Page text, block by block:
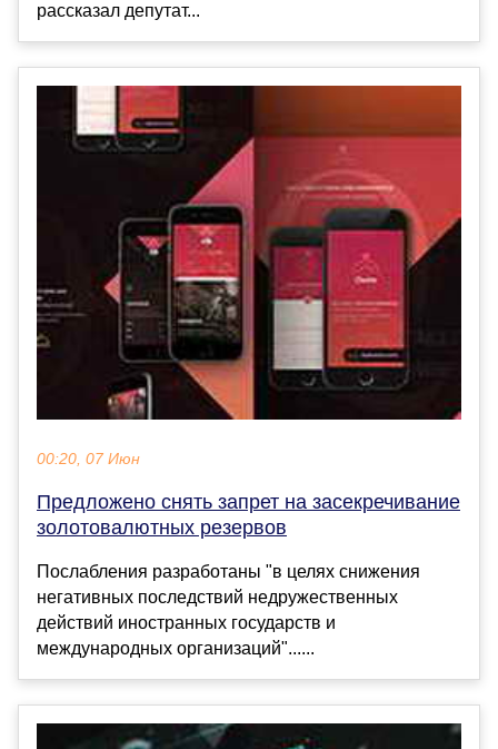
рассказал депутат...
00:20, 07 Июн
Предложено снять запрет на засекречивание
золотовалютных резервов
Послабления разработаны "в целях снижения
негативных последствий недружественных
действий иностранных государств и
международных организаций"......